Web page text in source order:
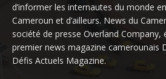
d’informer les internautes du monde
Cameroun et d’ailleurs. News du
société de presse Overland Company,
premier news magazine camerounais
Défis Actuels Magazine.